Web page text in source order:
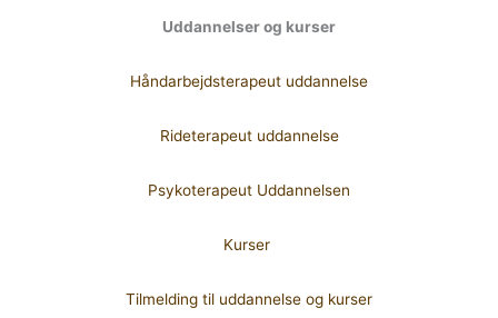
Uddannelser og kurser
Håndarbejdsterapeut uddannelse
Rideterapeut uddannelse
Psykoterapeut Uddannelsen
Kurser
Tilmelding til uddannelse og kurser